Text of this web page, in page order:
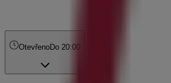
OtevřenoDo 20:00